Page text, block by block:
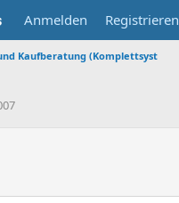
Anmelden Registrieren
Kaufberatung (Komplettsyst